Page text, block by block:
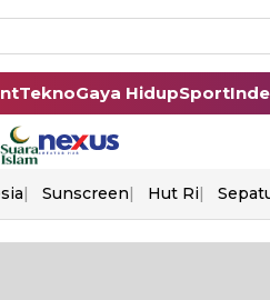
TeknoGaya HidupSport
Sunscreen Hut Ri